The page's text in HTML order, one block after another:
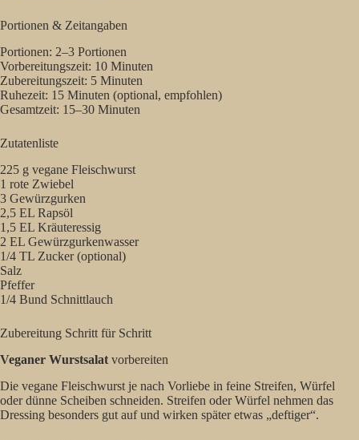
Portionen & Zeitangaben
Portionen: 2–3 Portionen
Vorbereitungszeit: 10 Minuten
Zubereitungszeit: 5 Minuten
Ruhezeit: 15 Minuten (optional, empfohlen)
Gesamtzeit: 15–30 Minuten
Zutatenliste
225 g vegane Fleischwurst
1 rote Zwiebel
3 Gewürzgurken
2,5 EL Rapsöl
1,5 EL Kräuteressig
2 EL Gewürzgurkenwasser
1/4 TL Zucker (optional)
Salz
Pfeffer
1/4 Bund Schnittlauch
Zubereitung Schritt für Schritt
Veganer Wurstsalat vorbereiten
Die vegane Fleischwurst je nach Vorliebe in feine Streifen, Würfel
oder dünne Scheiben schneiden. Streifen oder Würfel nehmen das
Dressing besonders gut auf und wirken später etwas „deftiger“.